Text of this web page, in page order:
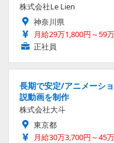
株式会社Le Lien
神奈川県
月給29万1,800円～59
正社員
長期で安定/アニメーシ
説動画を制作
株式会社大斗
東京都
月給30万3,700円～45